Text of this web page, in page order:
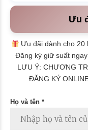
Ưu
Ưu đãi dành cho
Đăng ký giữ suất
LƯU Ý: CHƯƠNG
ĐĂNG KÝ
Họ và tên *